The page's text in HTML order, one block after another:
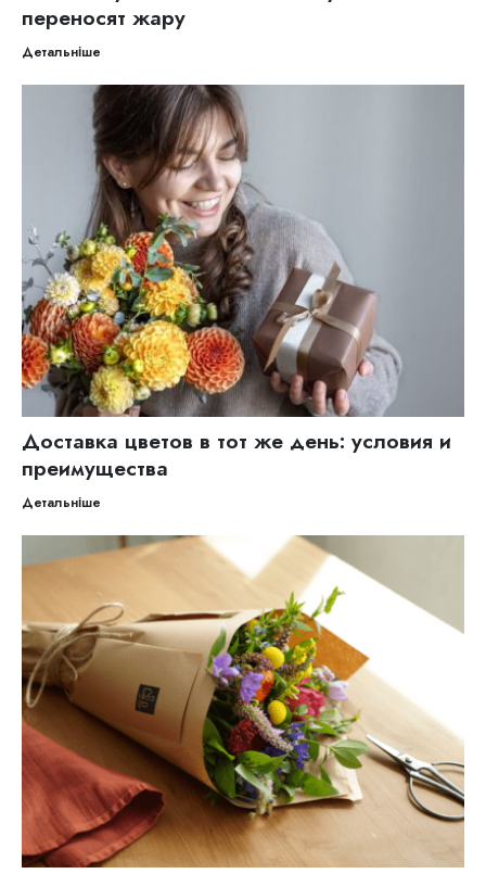
переносят жару
Детальніше
Доставка цветов в тот же день: условия и
преимущества
Детальніше